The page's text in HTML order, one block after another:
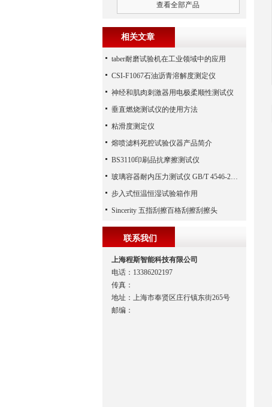
查看全部产品
相关文章
taber耐磨试验机在工业领域中的应用
CSI-F1067石油沥青溶解度测定仪
神经和肌肉刺激器用电极柔顺性测试仪
垂直燃烧测试仪的使用方法
粘滑度测定仪
熔喷滤料死腔试验仪器产品简介
BS3110印刷品抗摩擦测试仪
玻璃容器耐内压力测试仪 GB/T 4546-2008 上海程斯
步入式恒温恒湿试验箱作用
Sincerity 五指刮擦百格刮擦刮擦头
联系我们
上海程斯智能科技有限公司
电话：13386202197
传真：
地址：上海市奉贤区庄行镇东街265号
邮编：